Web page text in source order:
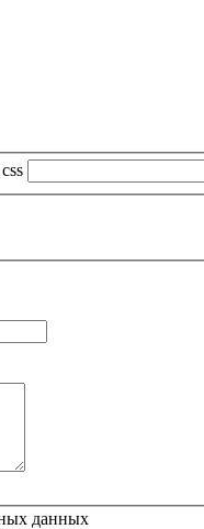
данных